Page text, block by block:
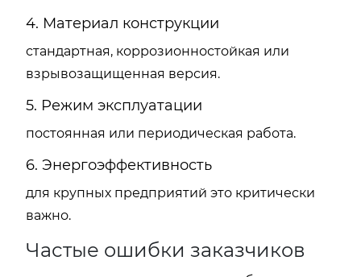
4. Материал конструкции
стандартная, коррозионностойкая или
взрывозащищенная версия.
5. Режим эксплуатации
постоянная или периодическая работа.
6. Энергоэффективность
для крупных предприятий это критически
важно.
Частые ошибки заказчиков